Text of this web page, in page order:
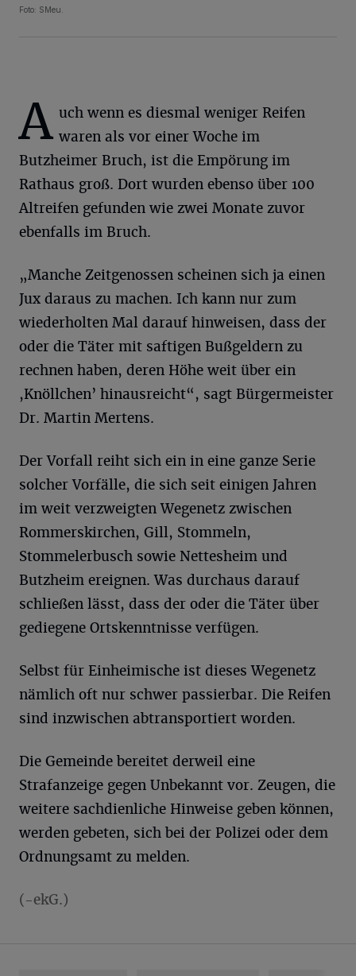
Foto: SMeu.
A uch wenn es diesmal weniger Reifen
waren als vor einer Woche im
Butzheimer Bruch, ist die Empörung im
Rathaus groß. Dort wurden ebenso über 100
Altreifen gefunden wie zwei Monate zuvor
ebenfalls im Bruch.
„Manche Zeitgenossen scheinen sich ja einen
Jux daraus zu machen. Ich kann nur zum
wiederholten Mal darauf hinweisen, dass der
oder die Täter mit saftigen Bußgeldern zu
rechnen haben, deren Höhe weit über ein
,Knöllchen’ hinausreicht“, sagt Bürgermeister
Dr. Martin Mertens.
Der Vorfall reiht sich ein in eine ganze Serie
solcher Vorfälle, die sich seit einigen Jahren
im weit verzweigten Wegenetz zwischen
Rommerskirchen, Gill, Stommeln,
Stommelerbusch sowie Nettesheim und
Butzheim ereignen. Was durchaus darauf
schließen lässt, dass der oder die Täter über
gediegene Ortskenntnisse verfügen.
Selbst für Einheimische ist dieses Wegenetz
nämlich oft nur schwer passierbar. Die Reifen
sind inzwischen abtransportiert worden.
Die Gemeinde bereitet derweil eine
Strafanzeige gegen Unbekannt vor. Zeugen, die
weitere sachdienliche Hinweise geben können,
werden gebeten, sich bei der Polizei oder dem
Ordnungsamt zu melden.
(-ekG.)